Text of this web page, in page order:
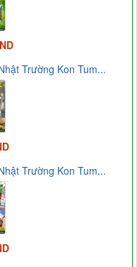
Trường Kon Tum...
Trường Kon Tum...